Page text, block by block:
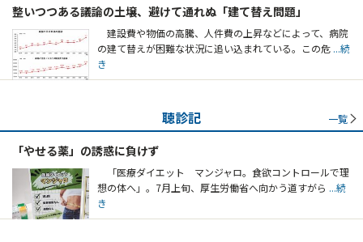
整いつつある議論の土壌、避けて通れぬ「建て替え問題」
建設費や物価の高騰、人件費の上昇などによって、病院
の建て替えが困難な状況に追い込まれている。この危 ...続
き
聴診記 一覧
「やせる薬」の誘惑に負けず
「医療ダイエット マンジャロ。食欲コントロールで理
想の体へ」。7月上旬、厚生労働省へ向かう道すがら ...続
き